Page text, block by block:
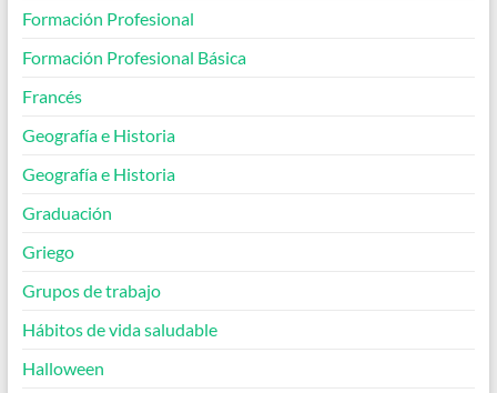
Formación Profesional
Formación Profesional Básica
Francés
Geografía e Historia
Geografía e Historia
Graduación
Griego
Grupos de trabajo
Hábitos de vida saludable
Halloween